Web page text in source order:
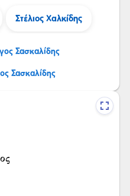
Στέλιος Χαλκίδης
Σασκαλίδης
Σασκαλίδης